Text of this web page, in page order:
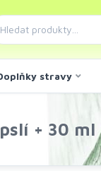
stravy
+ 30 ml